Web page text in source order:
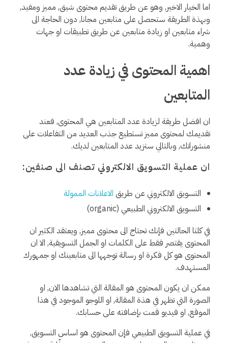
اما الخيار الاخير, وهو عن طريق تقديم محتوى شيق, مميز ومفيد,
وبهذة الطريقة ستحصل على متابعين مجانا, دون الحاجة الى
شراء متابعين او زيادة متابعين عن طريق تطبيقات او جهات
وهمية.
اهمية المحتوى في زيادة عدد
المتابعين
ان افضل طريقة لزيادة عدد المتابعين هي المحتوى, فعند
تقديمك لمحتوى مميز تستطيع جذب العديد من التفاعلات على
منشوراتك, وبالتالي ستزيد عدد المتابعين لديك.
ان عملية التسويق الالكتروني تصنف الى صنفين:
التسويق الالكتروني عن طريق الاعلانات الممولة
التسويق الالكتروني الطبيعي (organic)
في كلتا الحالتين فإنك تحتاج الى محتوى مميز, ويعتقد الكثير ان
المحتوى يقتصر فقط على الكلمات او الجمل التسويقية, الا ان
المحتوى هو كل فكرة او رسالة توجهها الى متابعينك او جمهورك
المستهدف.
ممكن ان يكون المحتوى هو المقالة التي تشاهدها الان, او
الصورة التي تظهر في هذة المقالة, او اللوجو الموجود في هذا
الموقع, او فيديو قمت بإضافته على حسابك.
في عملية التسويق الطبيعي فإن المحتوى هو اساس التسويق,